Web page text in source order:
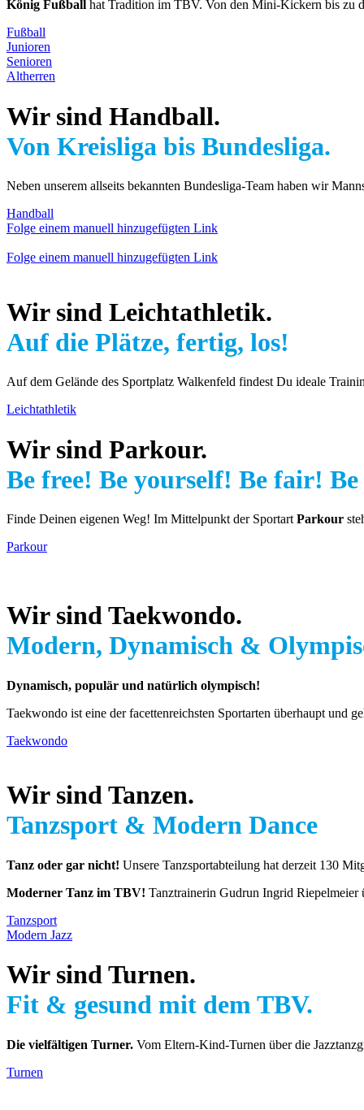
König Fußball hat Tradition im TBV. Von den Mini-Kickern bis zu
Fußball
Junioren
Senioren
Altherren
Wir sind Handball.
Von Kreisliga bis Bundesliga.
Neben unserem allseits bekannten Bundesliga-Team haben wir
Handball
Folge einem manuell hinzugefügten Link
Folge einem manuell hinzugefügten Link
Wir sind Leichtathletik.
Auf die Plätze, fertig, los!
Auf dem Gelände des Sportplatz Walkenfeld findest Du ideale
Leichtathletik
Wir sind Parkour.
Be free! Be yourself! Be fair! Be
Finde Deinen eigenen Weg! Im Mittelpunkt der Sportart Parkour
Parkour
Wir sind Taekwondo.
Modern, Dynamisch &
Dynamisch, populär und natürlich olympisch!
Taekwondo ist eine der facettenreichsten Sportarten überhaupt
Taekwondo
Wir sind Tanzen.
Tanzsport & Modern Dance
Tanz oder gar nicht! Unsere Tanzsportabteilung hat derzeit 130
Moderner Tanz im TBV! Tanztrainerin Gudrun Ingrid Riepelmeier
Tanzsport
Modern Jazz
Wir sind Turnen.
Fit & gesund mit dem TBV.
Die vielfältigen Turner. Vom Eltern-Kind-Turnen über die
Turnen